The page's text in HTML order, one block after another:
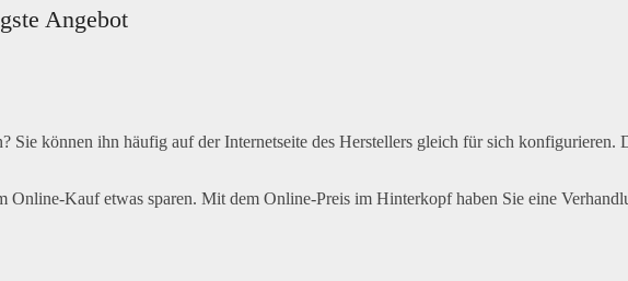
Angebot
Sie können ihn häufig auf der Internetseite des Herstellers gleich für sich konfigurieren.
Kauf etwas sparen. Mit dem Online-Preis im Hinterkopf haben Sie eine